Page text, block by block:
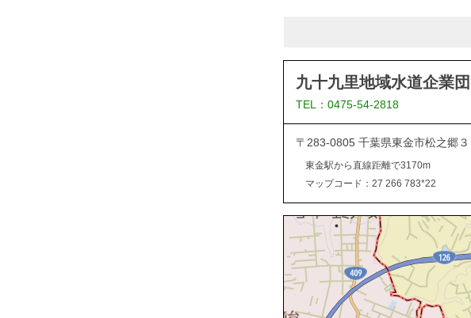
九十九里地域水道企業
TEL：0475-54-2818
〒283-0805 千葉県東金市松之郷３
東金駅から直線距離で3170m
マップコード：27 266 783*22